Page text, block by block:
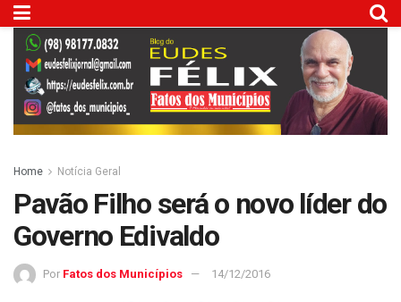
Home Notícia Geral
Pavão Filho será o novo líder do
Governo Edivaldo
Por Fatos dos Municípios 14/12/2016